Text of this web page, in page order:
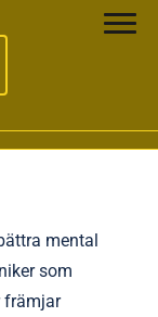
mental
som
främjar